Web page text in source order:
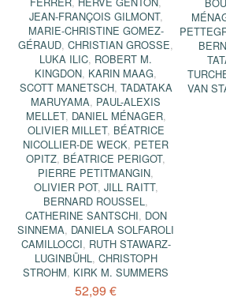
JEAN-FRANÇOIS GILMONT,
MARIE-CHRISTINE GOMEZ-
GÉRAUD,CHRISTIAN GROSSE,
LUKA ILIC, ROBERT M.
KINGDON, KARIN MAAG,
SCOTT MANETSCH, TADATAKA
MARUYAMA, PAUL-ALEXIS
MELLET, DANIEL MÉNAGER,
OLIVIER MILLET, BÉATRICE
NICOLLIER-DE WECK, PETER
OPITZ, BÉATRICE PERIGOT,
PIERRE PETITMANGIN,
OLIVIER POT, JILL RAITT,
BERNARD ROUSSEL,
CATHERINE SANTSCHI, DON
SINNEMA, DANIELA SOLFAROLI
CAMILLOCCI, RUTH STAWARZ-
LUGINBÜHL, CHRISTOPH
STROHM, KIRK M. SUMMERS
52,99 €
VAN